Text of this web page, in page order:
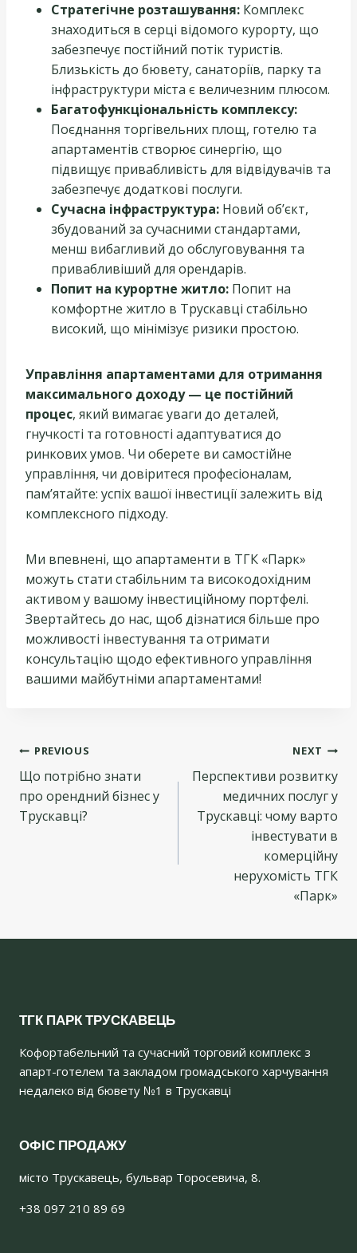
Стратегічне розташування: Комплекс
знаходиться в серці відомого курорту, що
забезпечує постійний потік туристів.
Близькість до бювету, санаторіїв, парку та
інфраструктури міста є величезним плюсом.
Багатофункціональність комплексу:
Поєднання торгівельних площ, готелю та
апартаментів створює синергію, що
підвищує привабливість для відвідувачів та
забезпечує додаткові послуги.
Сучасна інфраструктура: Новий об’єкт,
збудований за сучасними стандартами,
менш вибагливий до обслуговування та
привабливіший для орендарів.
Попит на курортне житло: Попит на
комфортне житло в Трускавці стабільно
високий, що мінімізує ризики простою.
Управління апартаментами для отримання
максимального доходу — це постійний
процес, який вимагає уваги до деталей,
гнучкості та готовності адаптуватися до
ринкових умов. Чи оберете ви самостійне
управління, чи довіритеся професіоналам,
пам’ятайте: успіх вашої інвестиції залежить від
комплексного підходу.
Ми впевнені, що апартаменти в ТГК «Парк»
можуть стати стабільним та високодохідним
активом у вашому інвестиційному портфелі.
Звертайтесь до нас, щоб дізнатися більше про
можливості інвестування та отримати
консультацію щодо ефективного управління
вашими майбутніми апартаментами!
Навігація
записів
PREVIOUS
Що потрібно знати
про орендний бізнес у
Трускавці?
NEXT
Перспективи розвитку
медичних послуг у
Трускавці: чому варто
інвестувати в
комерційну
нерухомість ТГК
«Парк»
ТГК ПАРК ТРУСКАВЕЦЬ
Кофортабельний та сучасний торговий комплекс з
апарт-готелем та закладом громадського харчування
недалеко від бювету №1 в Трускавці
ОФІС ПРОДАЖУ
місто Трускавець, бульвар Торосевича, 8.
+38 097 210 89 69